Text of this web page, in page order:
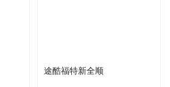
途酷福特新全顺